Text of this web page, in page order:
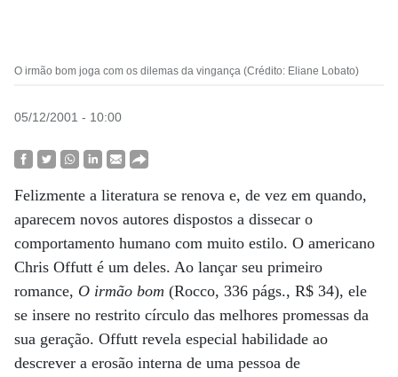
O irmão bom joga com os dilemas da vingança (Crédito: Eliane Lobato)
05/12/2001 - 10:00
Felizmente a literatura se renova e, de vez em quando,
aparecem novos autores dispostos a dissecar o
comportamento humano com muito estilo. O americano
Chris Offutt é um deles. Ao lançar seu primeiro
romance, O irmão bom (Rocco, 336 págs., R$ 34), ele
se insere no restrito círculo das melhores promessas da
sua geração. Offutt revela especial habilidade ao
descrever a erosão interna de uma pessoa de